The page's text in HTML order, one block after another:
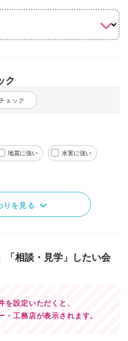
ク
ェック
地震に強い 水害に強い
りを見る
「相談・見学」したい会
設定いただくと、
工務店が表示されます。